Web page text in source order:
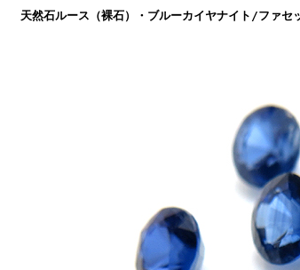
天然石ルース（裸石）・ブルーカイヤナイト/ファセ